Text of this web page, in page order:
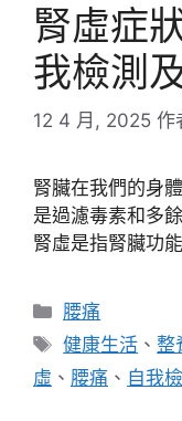
腎虛症
我檢測
12 4 月, 2025 作
腎臟在我們的身
是過濾毒素和多
腎虛是指腎臟功
分
類
腰痛
標
籤
健康生活 、整
虛 、 腰痛 、 自我